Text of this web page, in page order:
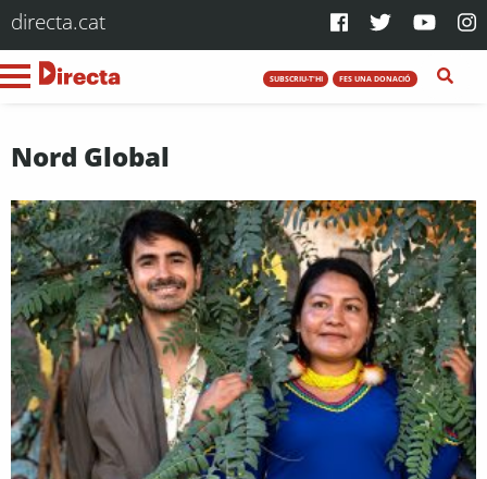
directa.cat
SUBSCRIU-T'HI FES UNA DONACIÓ
Nord Global